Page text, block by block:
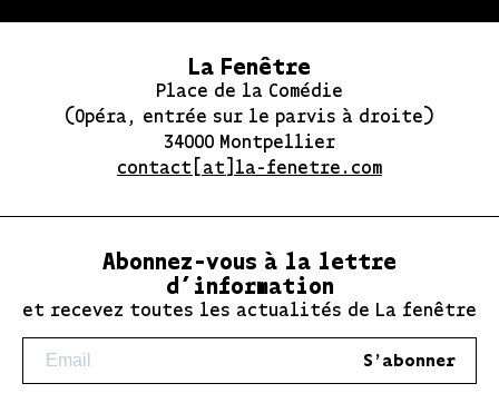
La Fenêtre
Place de la Comédie
(Opéra, entrée sur le parvis à droite)
34000 Montpellier
contact[at]la-fenetre.com
Abonnez-vous à la lettre
d’information
et recevez toutes les actualités de La fenêtre
S'abonner